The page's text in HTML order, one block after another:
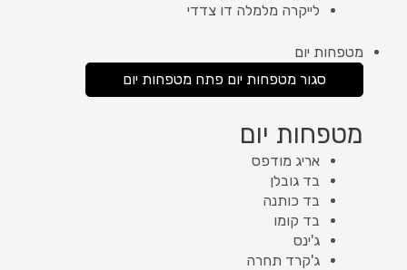
לייקרה מלמלה דו צדדי
מטפחות יום
סגור מטפחות יום פתח מטפחות יום
מטפחות יום
אריג מודפס
בד גובלן
בד כותנה
בד קומו
ג'ינס
ג'קרד תחרה